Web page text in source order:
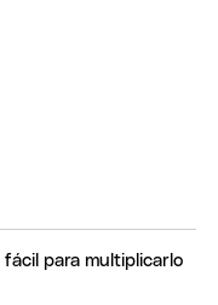
fácil para multiplicarlo